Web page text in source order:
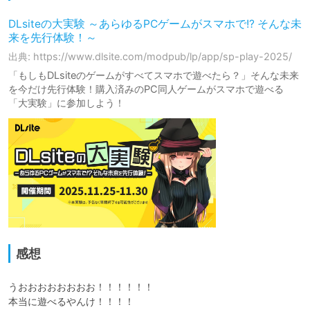
DLsiteの大実験 ～あらゆるPCゲームがスマホで!? そんな未
来を先行体験！～
出典: https://www.dlsite.com/modpub/lp/app/sp-play-2025/
「もしもDLsiteのゲームがすべてスマホで遊べたら？」そんな未来
を今だけ先行体験！購入済みのPC同人ゲームがスマホで遊べる
「大実験」に参加しよう！
感想
うおおおおおおおお！！！！！！
本当に遊べるやんけ！！！！